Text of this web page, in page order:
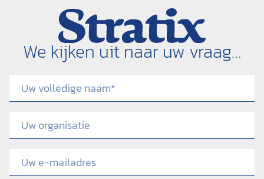
We kijken uit naar uw vraag…